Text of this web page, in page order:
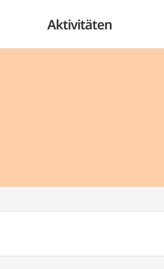
Aktivitäten